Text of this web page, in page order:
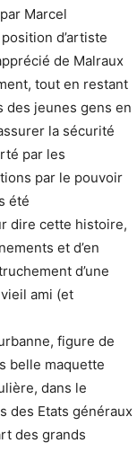
Marcel
d’artiste
de Malraux
tout en restant
des jeunes gens en
la sécurité
par les
par le pouvoir
été
dire cette histoire,
et d’en
d’une
ami (et
figure de
belle maquette
dans le
des Etats généraux
des grands